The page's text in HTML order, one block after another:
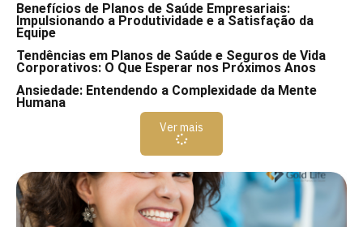
Benefícios de Planos de Saúde Empresariais:
Impulsionando a Produtividade e a Satisfação da
Equipe
Tendências em Planos de Saúde e Seguros de Vida
Corporativos: O Que Esperar nos Próximos Anos
Ansiedade: Entendendo a Complexidade da Mente
Humana
Ver mais